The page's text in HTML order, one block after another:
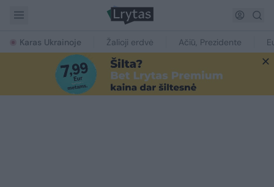
Karas Ukrainoje Žalioji erdvė Ačiū, Prezidente